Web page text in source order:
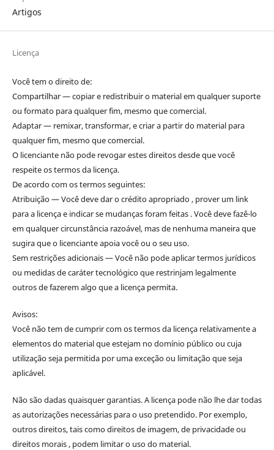
Artigos
Licença
Você tem o direito de:
Compartilhar — copiar e redistribuir o material em qualquer suporte
ou formato para qualquer fim, mesmo que comercial.
Adaptar — remixar, transformar, e criar a partir do material para
qualquer fim, mesmo que comercial.
O licenciante não pode revogar estes direitos desde que você
respeite os termos da licença.
De acordo com os termos seguintes:
Atribuição — Você deve dar o crédito apropriado , prover um link
para a licença e indicar se mudanças foram feitas . Você deve fazê-lo
em qualquer circunstância razoável, mas de nenhuma maneira que
sugira que o licenciante apoia você ou o seu uso.
Sem restrições adicionais — Você não pode aplicar termos jurídicos
ou medidas de caráter tecnológico que restrinjam legalmente
outros de fazerem algo que a licença permita.
Avisos:
Você não tem de cumprir com os termos da licença relativamente a
elementos do material que estejam no domínio público ou cuja
utilização seja permitida por uma exceção ou limitação que seja
aplicável.
Não são dadas quaisquer garantias. A licença pode não lhe dar todas
as autorizações necessárias para o uso pretendido. Por exemplo,
outros direitos, tais como direitos de imagem, de privacidade ou
direitos morais , podem limitar o uso do material.